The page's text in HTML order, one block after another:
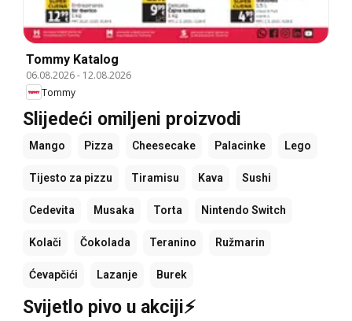
Tommy Katalog
06.08.2026- 12.08.2026
Tommy
Slijedeći omiljeni proizvodi
Mango Pizza Cheesecake Palacinke Lego
Tijesto za pizzu Tiramisu Kava Sushi
Cedevita Musaka Torta Nintendo Switch
Kolači Čokolada Teranino Ružmarin
Ćevapčići Lazanje Burek
Svijetlo pivo u akciji⚡